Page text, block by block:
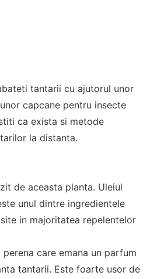
tantarii cu ajutorul unor
capcane pentru insecte
ca exista si metode
la distanta.
de aceasta planta. Uleiul
unul dintre ingredientele
in majoritatea repelentelor
care emana un parfum
tantarii. Este foarte usor de